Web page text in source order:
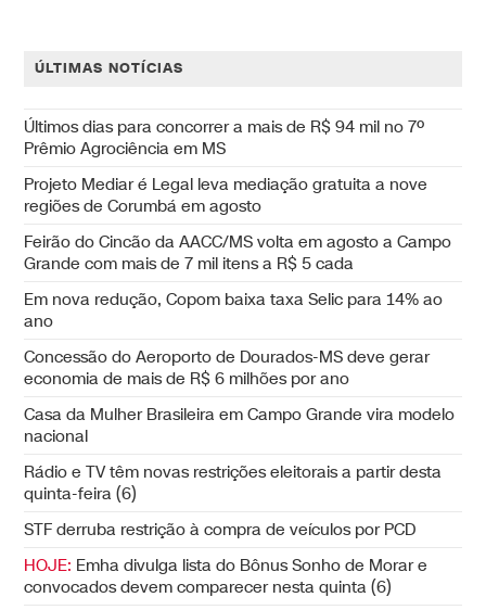
ÚLTIMAS NOTÍCIAS
Últimos dias para concorrer a mais de R$ 94 mil no 7º
Prêmio Agrociência em MS
Projeto Mediar é Legal leva mediação gratuita a nove
regiões de Corumbá em agosto
Feirão do Cincão da AACC/MS volta em agosto a Campo
Grande com mais de 7 mil itens a R$ 5 cada
Em nova redução, Copom baixa taxa Selic para 14% ao
ano
Concessão do Aeroporto de Dourados-MS deve gerar
economia de mais de R$ 6 milhões por ano
Casa da Mulher Brasileira em Campo Grande vira modelo
nacional
Rádio e TV têm novas restrições eleitorais a partir desta
quinta-feira (6)
STF derruba restrição à compra de veículos por PCD
HOJE: Emha divulga lista do Bônus Sonho de Morar e
convocados devem comparecer nesta quinta (6)